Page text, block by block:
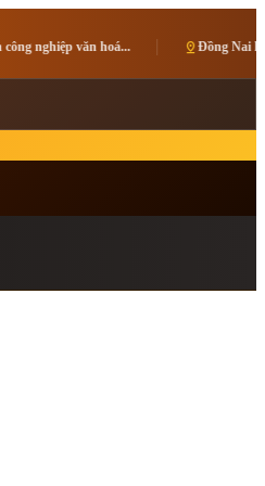
pin_dropĐồng Nai kết nối các điểm đến hướng